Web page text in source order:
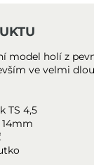
model holí z
ve velmi
TS 4,5
14mm